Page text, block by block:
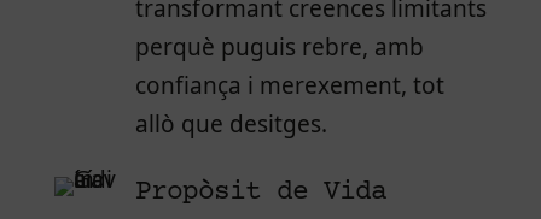
perquè puguis rebre, amb
confiança i merexement, tot
allò que desitges.
Propòsit de Vida